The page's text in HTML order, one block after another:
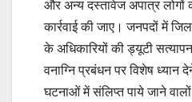
और अन्य दस्तावेज अपात्र लोगों
कार्रवाई की जाए। जनपदों में
के अधिकारियों की ड्यूटी
वनाग्नि प्रबंधन पर विशेष ध्यान
घटनाओं में संलिप्त पाये जाने वालों